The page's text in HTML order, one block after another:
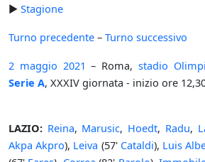
► Stagione
Turno precedente – Turno successivo
2 maggio 2021 – Roma, stadio
Serie A, XXXIV giornata - inizio ore
LAZIO: Reina, Marusic, Hoedt, Radu,
Akpa Akpro), Leiva (57' Cataldi), Luis